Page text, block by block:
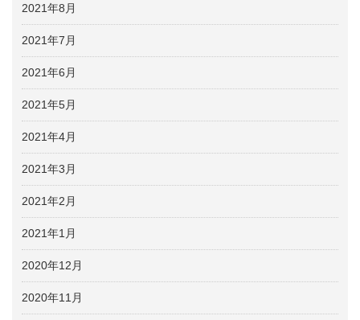
2021年8月
2021年7月
2021年6月
2021年5月
2021年4月
2021年3月
2021年2月
2021年1月
2020年12月
2020年11月